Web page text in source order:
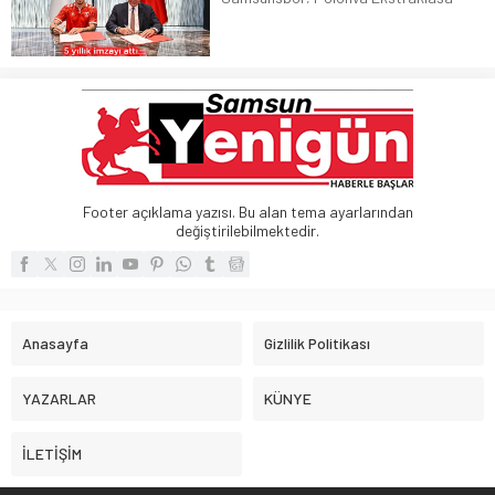
Footer açıklama yazısı. Bu alan tema ayarlarından
değiştirilebilmektedir.
Anasayfa Gizlilik Politikası
YAZARLAR KÜNYE
İLETİŞİM